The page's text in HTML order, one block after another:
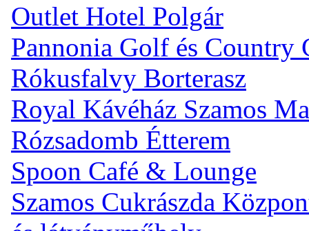
Outlet Hotel Polgár
Pannonia Golf és Country
Rókusfalvy Borterasz
Royal Kávéház Szamos
Rózsadomb Étterem
Spoon Café & Lounge
Szamos Cukrászda